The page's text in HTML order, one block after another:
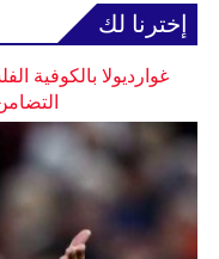
إخترنا لك
غوارديولا بالكوفية